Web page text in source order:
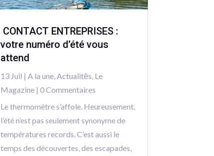
CONTACT ENTREPRISES :
votre numéro d’été vous
attend
13 Juil | A la une, Actualitēs Le
Magazine| 0 Commentaires
Le thermomètre s’affole. Heureusement,
l’été n’est pas seulement synonyme de
températures records. C’est aussi le
temps des découvertes, des escapades,